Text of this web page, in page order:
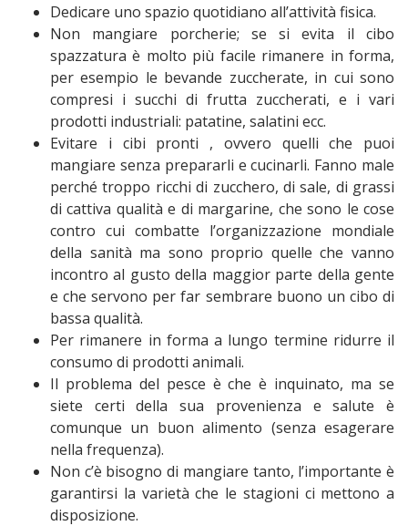
Dedicare uno spazio quotidiano all’attività fisica.
Non mangiare porcherie; se si evita il cibo
spazzatura è molto più facile rimanere in forma,
per esempio le bevande zuccherate, in cui sono
compresi i succhi di frutta zuccherati, e i vari
prodotti industriali: patatine, salatini ecc.
Evitare i cibi pronti , ovvero quelli che puoi
mangiare senza prepararli e cucinarli. Fanno male
perché troppo ricchi di zucchero, di sale, di grassi
di cattiva qualità e di margarine, che sono le cose
contro cui combatte l’organizzazione mondiale
della sanità ma sono proprio quelle che vanno
incontro al gusto della maggior parte della gente
e che servono per far sembrare buono un cibo di
bassa qualità.
Per rimanere in forma a lungo termine ridurre il
consumo di prodotti animali.
Il problema del pesce è che è inquinato, ma se
siete certi della sua provenienza e salute è
comunque un buon alimento (senza esagerare
nella frequenza).
Non c’è bisogno di mangiare tanto, l’importante è
garantirsi la varietà che le stagioni ci mettono a
disposizione.